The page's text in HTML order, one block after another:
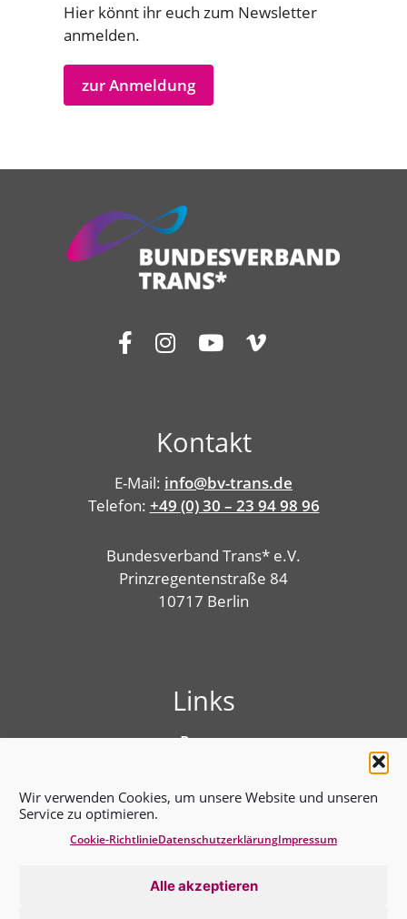
Wir verwenden Cookies, um unsere Website und unseren
Service zu optimieren.
Alle akzeptieren
Cookie-RichtlinieDatenschutz­erklärungImpressum
Hier könnt ihr euch zum Newsletter
anmelden.
zur Anmeldung
Kontakt
E-Mail: info@bv-trans.de
Telefon: +49 (0) 30 – 23 94 98 96
Bundesverband Trans* e.V.
Prinzregentenstraße 84
10717 Berlin
Links
Presse
Benutzungshinweise
Erklärung zur Barrierefreiheit
Datenschutz­erklärung